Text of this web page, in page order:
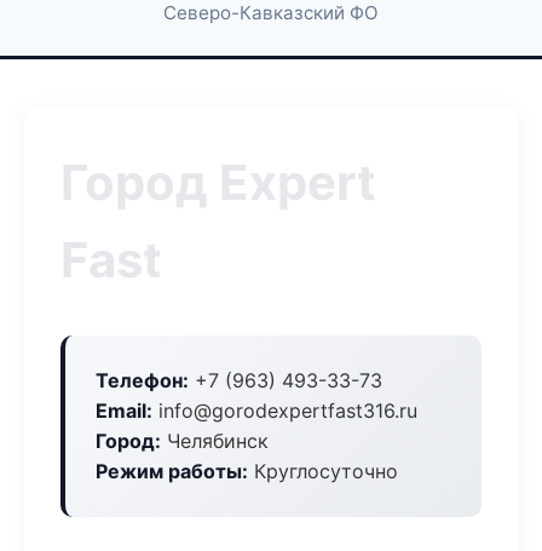
Северо-Кавказский ФО
Город Expert
Fast
Телефон: +7 (963) 493-33-73
Email: info@gorodexpertfast316.ru
Город: Челябинск
Режим работы: Круглосуточно